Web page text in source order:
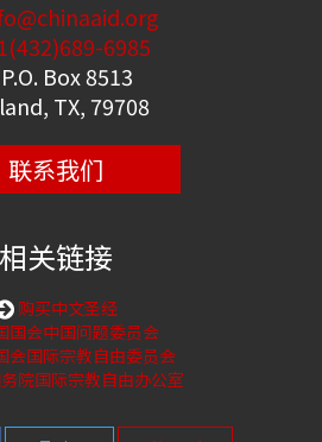
6985
Box 8513
TX, 79708
联系我们
相关链接
购买中文圣经
国会中国问题委员会
会国际宗教自由委员会
院国际宗教自由办公室